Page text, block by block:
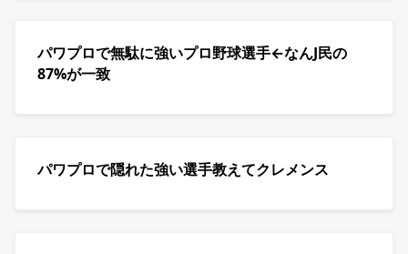
パワプロで無駄に強いプロ野球選手←なんJ民の
87%が一致
パワプロで隠れた強い選手教えてクレメンス